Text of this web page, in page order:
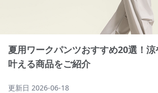
夏用ワークパンツおすすめ20選！
叶える商品をご紹介
更新日 2026-06-18